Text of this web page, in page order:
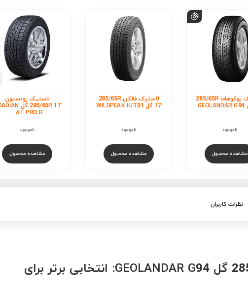
لاستیک فالکن 285/65R
ناموجود
مشاهده محصول
لاستیک رودستون
285/65R 17 گل ROADIAN
ناموجود
مشاهده محصول
لاستیک دانلوپ 285/65R
17 گل GRANDTREK
AT22
ناموجود
مشاهده محصول
نظرات کاربران
لاستیک یوکوهاما 285/65R 17 گل GEOLANDAR G94: انتخابی برتر برای